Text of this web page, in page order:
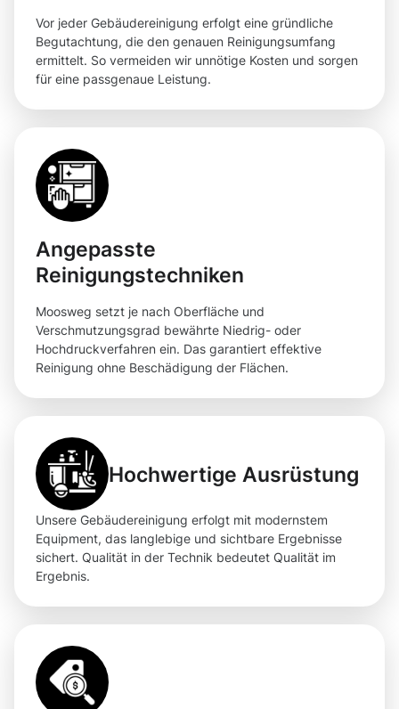
Vor jeder Gebäudereinigung erfolgt eine gründliche
Begutachtung, die den genauen Reinigungsumfang
ermittelt. So vermeiden wir unnötige Kosten und sorgen
für eine passgenaue Leistung.
Angepasste
Reinigungstechniken
Moosweg setzt je nach Oberfläche und
Verschmutzungsgrad bewährte Niedrig- oder
Hochdruckverfahren ein. Das garantiert effektive
Reinigung ohne Beschädigung der Flächen.
Hochwertige Ausrüstung
Unsere Gebäudereinigung erfolgt mit modernstem
Equipment, das langlebige und sichtbare Ergebnisse
sichert. Qualität in der Technik bedeutet Qualität im
Ergebnis.